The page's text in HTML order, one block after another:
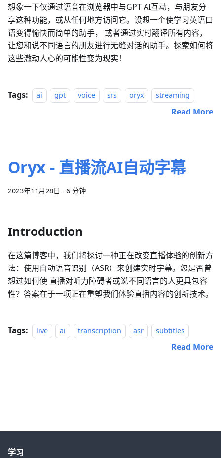
想象一下仅通过语音在浏览器中与GPT AI互动，与朋友分
享这种功能，或从任何地方访问它。设想一个使学习英语口
语变得愉快而简单的助手， 或者通过实时翻译所有内容，
让您和说不同语言的朋友进行无缝对话的助手。探索如何将
这些激动人心的可能性变为现实！
Tags: ai gpt voice srs oryx streaming
Read More
Oryx - 直播流AI自动字幕
2023年11月28日 · 6 分钟
Introduction
在这篇博客中，我们将探讨一种正在改变直播体验的创新方
法：使用自动语音识别（ASR）来创建实时字幕。您是否曾
想过如何使 直播对听力障碍者或说不同语言的人更具包容
性？答案在于一项正在重塑我们体验直播内容的创新技术。
Tags: live ai transcription asr subtitles
Read More
学习